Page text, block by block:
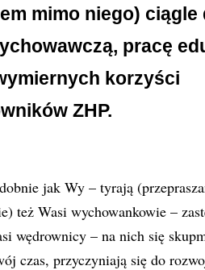
mimo niego) ciągle
pracę
korzyści
ZHP.
jak Wy – tyrają
też Wasi wychowankowie –
wędrownicy – na nich się
czas, przyczyniają się do